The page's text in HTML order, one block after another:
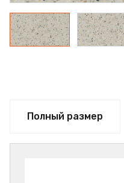
Полный размер